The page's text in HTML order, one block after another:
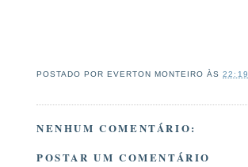
POSTADO POR EVERTON MONTEIRO ÀS22:19
NENHUM COMENTÁRIO:
POSTAR UM COMENTÁRIO